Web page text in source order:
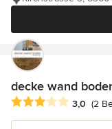
decke wand
Durchschnittliche
3,0 (2